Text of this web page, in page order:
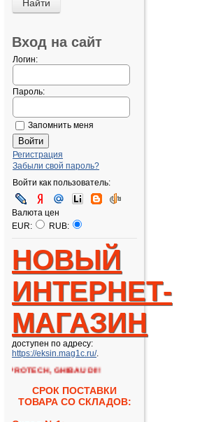
Вход на сайт
Логин:
Пароль:
Запомнить меня
Регистрация
Забыли свой пароль?
Войти как пользователь:
Валюта цен
EUR:
RUB:
НОВЫЙ
ИНТЕРНЕТ-
МАГАЗИН
доступен по адресу:
https://eksin.mag1c.ru/.
GHIBAUDI!!
СРОК ПОСТАВКИ
ТОВАРА СО СКЛАДОВ: